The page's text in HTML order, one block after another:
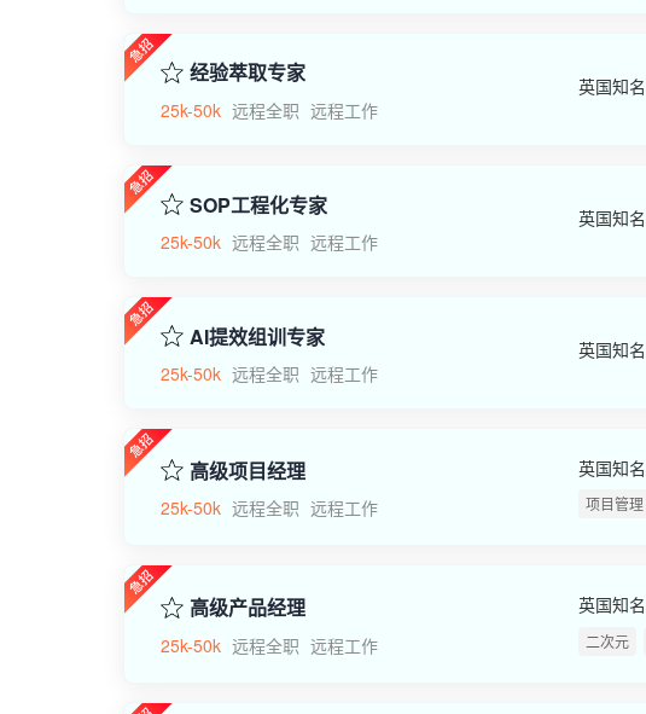
经验萃取专家
25k-50k 远程全职 远程工作
英国知
SOP工程化专家
25k-50k 远程全职 远程工作
英国知
AI提效组训专家
25k-50k 远程全职 远程工作
英国知
高级项目经理
25k-50k 远程全职 远程工作
英国知
项目管理
高级产品经理
25k-50k 远程全职 远程工作
英国知
二次元